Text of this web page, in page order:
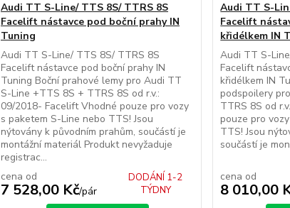
Audi TT S-Line/ TTS 8S/ TTRS 8S
Facelift nástavce pod boční prahy IN
Tuning
Audi TT S-Line/ TTS 8S/ TTRS 8S
Facelift nástavce pod boční prahy IN
Tuning Boční prahové lemy pro Audi TT
S-Line +TTS 8S + TTRS 8S od r.v.:
09/2018- Facelift Vhodné pouze pro vozy
s paketem S-Line nebo TTS! Jsou
nýtovány k původním prahům, součástí je
montážní materiál Produkt nevyžaduje
registrac...
cena od
7 528,00 Kč/pár
DODÁNÍ 1-2
TÝDNY
Audi TT S-
Facelift
křidélkem IN
Audi TT S-
Facelift
křidélkem IN
podspoilery
TTRS 8S od
pouze pro
TTS! Jsou
součástí je
cena od
8 010,00